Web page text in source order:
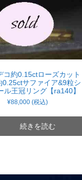
コ約0.15ctローズカット
0.25ctサファイア&9粒シ
ル王冠リング【ra140】
¥88,000 (税込)
続きを読む